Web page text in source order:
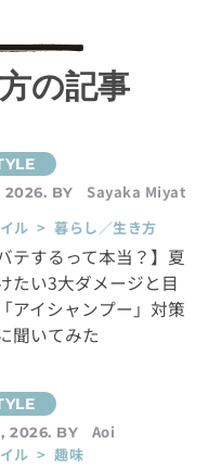
の記事
2026. BY Sayaka Miyat
ル > 暮らし／生き方
テするって本当？】夏
たい3大ダメージと目
アイシャンプー」対策
聞いてみた
2026. BY
Aoi
ル > 趣味